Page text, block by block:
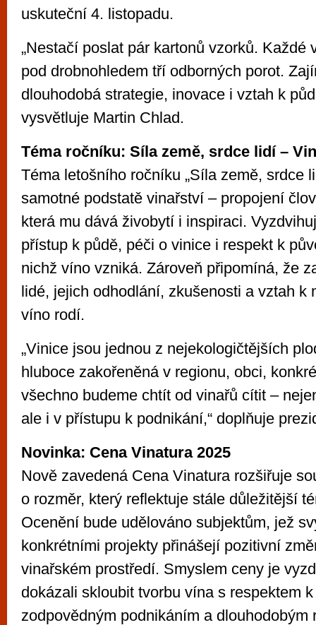
uskuteční 4. listopadu.
„Nestačí poslat pár kartonů vzorků. Každé
pod drobnohledem tří odborných porot.
dlouhodobá strategie, inovace i vztah k
vysvětluje Martin Chlad.
Téma ročníku: Síla země, srdce lidí –
Téma letošního ročníku „Síla země, srdce
samotné podstatě vinařství – propojení
která mu dává živobytí i inspiraci.
přístup k půdě, péči o vinice i respekt k
nichž víno vzniká. Zároveň připomíná, že
lidé, jejich odhodlání, zkušenosti a vztah k
víno rodí.
„Vinice jsou jednou z nejekologičtějších
hluboce zakořeněná v regionu, obci,
všechno budeme chtít od vinařů cítit –
ale i v přístupu k podnikání,“ doplňuje
Novinka: Cena Vinatura 2025
Nově zavedená Cena Vinatura rozšiřuje
o rozměr, který reflektuje stále důležitější
Ocenění bude udělováno subjektům, jež
konkrétními projekty přinášejí pozitivní
vinařském prostředí. Smyslem ceny je
dokázali skloubit tvorbu vína s respektem
zodpovědným podnikáním a dlouhodobým